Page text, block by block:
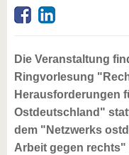
Die Veranstaltung
Ringvorlesung
Herausforderungen
Ostdeutschland"
dem "Netzwerks
Arbeit gegen rechts"